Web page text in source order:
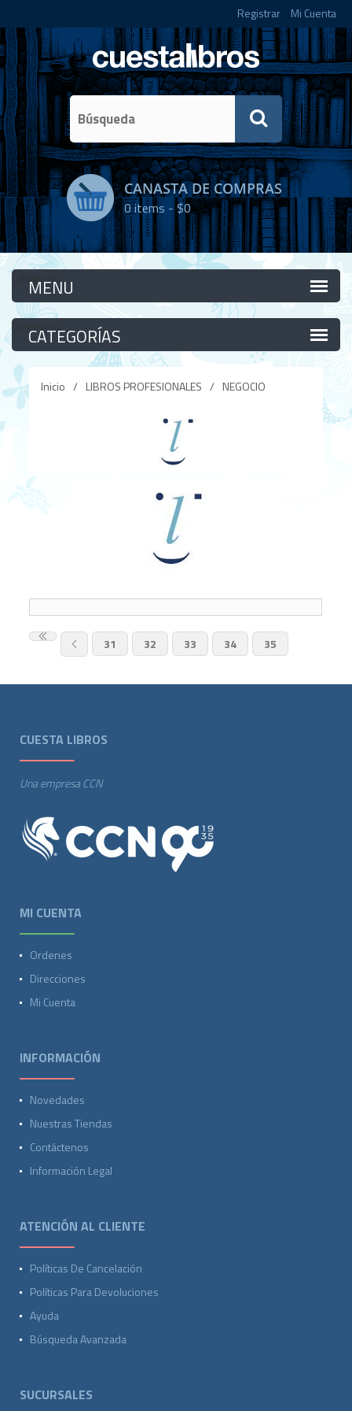
Registrar Mi Cuenta
CANASTA DE COMPRAS
0items -$0
Categorías
Categorías
Inicio / LIBROS PROFESIONALES / NEGOCIO
31 32 33 34 35
CUESTA LIBROS
Una empresa CCN
MI CUENTA
Ordenes
Direcciones
Mi Cuenta
INFORMACIÓN
Novedades
Nuestras Tiendas
Contáctenos
Información Legal
ATENCIÓN AL CLIENTE
Políticas De Cancelación
Políticas Para Devoluciones
Ayuda
Búsqueda Avanzada
SUCURSALES